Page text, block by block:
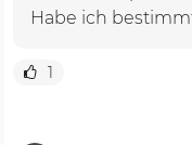
Habe ich
1